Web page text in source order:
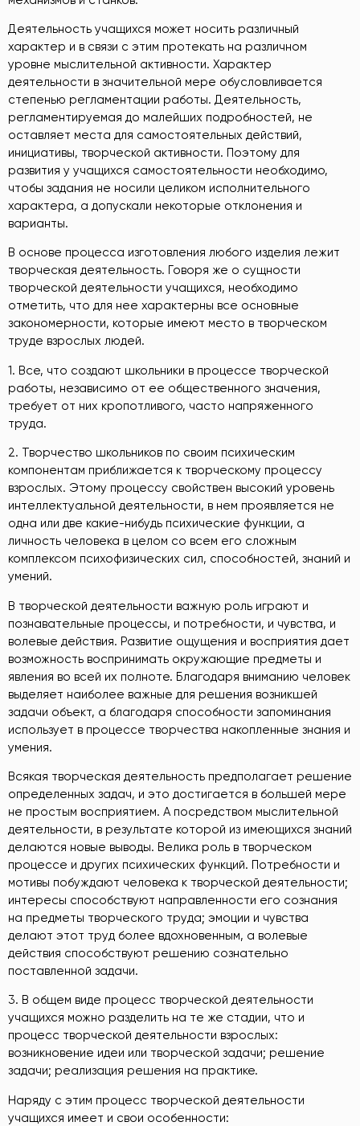
Деятельность учащихся может носить различный
характер и в связи с этим протекать на различном
уровне мыслительной активности. Характер
деятельности в значительной мере обусловливается
степенью регламентации работы. Деятельность,
регламентируемая до малейших подробностей, не
оставляет места для самостоятельных действий,
инициативы, творческой активности. Поэтому для
развития у учащихся самостоятельности необходимо,
чтобы задания не носили целиком исполнительного
характера, а допускали некоторые отклонения и
варианты.
В основе процесса изготовления любого изделия лежит
творческая деятельность. Говоря же о сущности
творческой деятельности учащихся, необходимо
отметить, что для нее характерны все основные
закономерности, которые имеют место в творческом
труде взрослых людей.
1. Все, что создают школьники в процессе творческой
работы, независимо от ее общественного значения,
требует от них кропотливого, часто напряженного
труда.
2. Творчество школьников по своим психическим
компонентам приближается к творческому процессу
взрослых. Этому процессу свойствен высокий уровень
интеллектуальной деятельности, в нем проявляется не
одна или две какие-нибудь психические функции, а
личность человека в целом со всем его сложным
комплексом психофизических сил, способностей, знаний и
умений.
В творческой деятельности важную роль играют и
познавательные процессы, и потребности, и чувства, и
волевые действия. Развитие ощущения и восприятия дает
возможность воспринимать окружающие предметы и
явления во всей их полноте. Благодаря вниманию человек
выделяет наиболее важные для решения возникшей
задачи объект, а благодаря способности запоминания
использует в процессе творчества накопленные знания и
умения.
Всякая творческая деятельность предполагает решение
определенных задач, и это достигается в большей мере
не простым восприятием. А посредством мыслительной
деятельности, в результате которой из имеющихся знаний
делаются новые выводы. Велика роль в творческом
процессе и других психических функций. Потребности и
мотивы побуждают человека к творческой деятельности;
интересы способствуют направленности его сознания
на предметы творческого труда; эмоции и чувства
делают этот труд более вдохновенным, а волевые
действия способствуют решению сознательно
поставленной задачи.
3. В общем виде процесс творческой деятельности
учащихся можно разделить на те же стадии, что и
процесс творческой деятельности взрослых:
возникновение идеи или творческой задачи; решение
задачи; реализация решения на практике.
Наряду с этим процесс творческой деятельности
учащихся имеет и свои особенности: